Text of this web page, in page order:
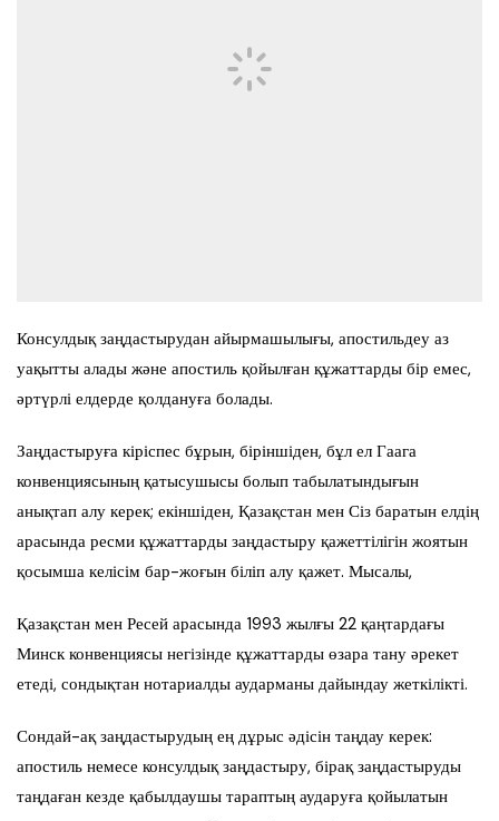
Консулдық заңдастырудан айырмашылығы, апостильдеу аз
уақытты алады және апостиль қойылған құжаттарды бір емес,
әртүрлі елдерде қолдануға болады.
Заңдастыруға кіріспес бұрын, біріншіден, бұл ел Гаага
конвенциясының қатысушысы болып табылатындығын
анықтап алу керек; екіншіден, Қазақстан мен Сіз баратын елдің
арасында ресми құжаттарды заңдастыру қажеттілігін жоятын
қосымша келісім бар-жоғын біліп алу қажет. Мысалы,
Қазақстан мен Ресей арасында 1993 жылғы 22 қаңтардағы
Минск конвенциясы негізінде құжаттарды өзара тану әрекет
етеді, сондықтан нотариалды аударманы дайындау жеткілікті.
Сондай-ақ заңдастырудың ең дұрыс әдісін таңдау керек:
апостиль немесе консулдық заңдастыру, бірақ заңдастыруды
таңдаған кезде қабылдаушы тараптың аударуға қойылатын